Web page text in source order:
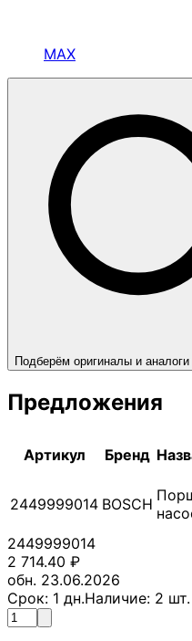
MAX
Подберём оригиналы и
Предложения
Артикул Бренд
2449999014 BOSCH
2449999014
2 714.40 ₽
обн. 23.06.2026
Срок: 1 дн.Наличие: 2 шт.